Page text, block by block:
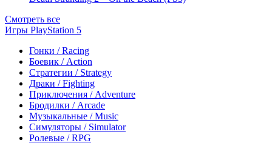
Смотреть все
Игры PlayStation 5
Гонки / Racing
Боевик / Action
Стратегии / Strategy
Драки / Fighting
Приключения / Adventure
Бродилки / Arcade
Музыкальные / Music
Симуляторы / Simulator
Ролевые / RPG